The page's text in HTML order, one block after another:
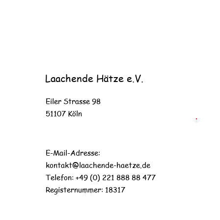
Laachende Hätze e.V.
Eiler Strasse 98
51107 Köln
E-Mail-Adresse:
kontakt@laachende-haetze.de
Telefon: +49 (0) 221 888 88 477
Registernummer: 18317